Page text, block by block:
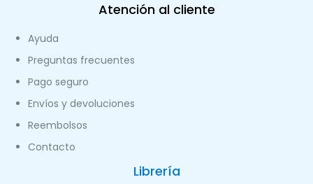
Atención al cliente
Ayuda
Preguntas frecuentes
Pago seguro
Envíos y devoluciones
Reembolsos
Contacto
Librería